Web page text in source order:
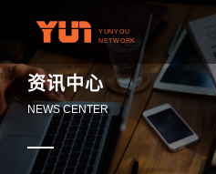
资讯中心
NEWS CENTER